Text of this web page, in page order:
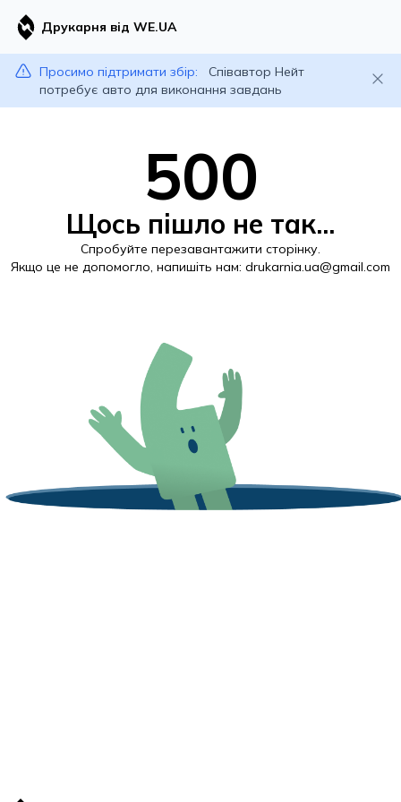
Друкарня від WE.UA
Просимо підтримати збір:
Співавтор Нейт
потребує авто для виконання завдань
500
Щось пішло не так...
Спробуйте перезавантажити сторінку.
Якщо це не допомогло, напишіть нам: drukarnia.ua@gmail.com